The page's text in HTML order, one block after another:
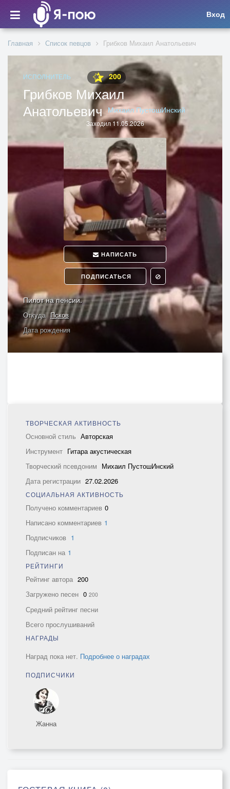
Вход
Главная Список певцов Грибков Михаил Анатольевич
ИСПОЛНИТЕЛЬ 200
Грибков Михаил
Анатольевич Михаил ПустошИнский
Заходил 11.05.2026
НАПИСАТЬ
ПОДПИСАТЬСЯ
Пилот на пенсии.
Откуда Псков
Дата рождения
ТВОРЧЕСКАЯ АКТИВНОСТЬ
Основной стиль Авторская
Инструмент Гитара акустическая
Творческий псевдоним Михаил ПустошИнский
Дата регистрации 27.02.2026
СОЦИАЛЬНАЯ АКТИВНОСТЬ
Получено комментариев 0
Написано комментариев 1
Подписчиков 1
Подписан на 1
РЕЙТИНГИ
Рейтинг автора 200
Загружено песен 0 200
Средний рейтинг песни
Всего прослушиваний
НАГРАДЫ
Наград пока нет. Подробнее о наградах
ПОДПИСЧИКИ
Жанна